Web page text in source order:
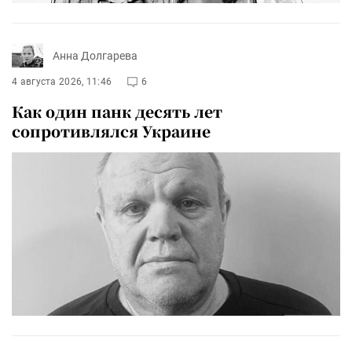
Анна Долгарева
4 августа 2026, 11:46 6
Как один панк десять лет
сопротивлялся Украине